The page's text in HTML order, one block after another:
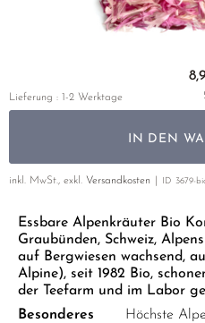
EMPFEHLUNGEN
GELBER TEE
SETS & GIFTS
PHOENIX DANCONG
ZHANGPING SHUI
JAPAN
THAILAND
EMPFEHLUNGEN
SETS & GIFTS
TÜRKEI
EMPFEHLUNGEN
SETS & GIFTS
NACH SORTE
Essbare Alpenkräuter Bio
Graubünden, Schweiz,
auf Bergwiesen wachsend,
Alpine), seit 1982 Bio,
der Teefarm und im Labor
Besonderes
Höchste
IN DEN
Lieferung : 1-2 Werktage
inkl. MwSt., exkl. Versandkosten ID 3679-